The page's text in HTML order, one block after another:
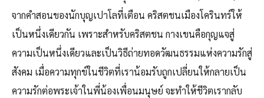
จากคำสอนของนักบุญเปาโลที่เตือน คริสตชนเมืองโครินทร์ให้
เป็นหนึ่งเดียวกัน เพราะสำหรับคริสตชน กางเขนคือกุญแจสู่
ความเป็นหนึ่งเดียวและเป็นวิธีถ่ายทอดวัฒนธรรมแห่งความรักสู่
สังคม เมื่อความทุกข์ในชีวิตที่เราน้อมรับถูกเปลี่ยนให้กลายเป็น
ความรักต่อพระเจ้าในพี่น้องเพื่อนมนุษย์ จะทำให้ชีวิตเรากลับ